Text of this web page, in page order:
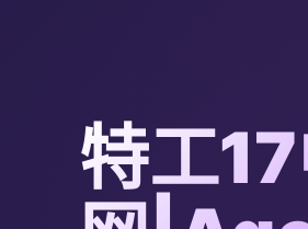
特工